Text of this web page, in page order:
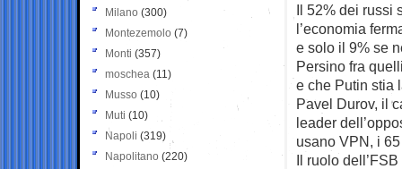
Il 52% dei russi
l’economia
e solo il 9% se
Persino fra
e che Putin stia
Pavel Durov, il
leader
usano VPN, i
Il ruolo dell’FSB
Milano (300)
Montezemolo (7)
Monti (357)
moschea (11)
Musso (10)
Muti (10)
Napoli (319)
Napolitano (220)